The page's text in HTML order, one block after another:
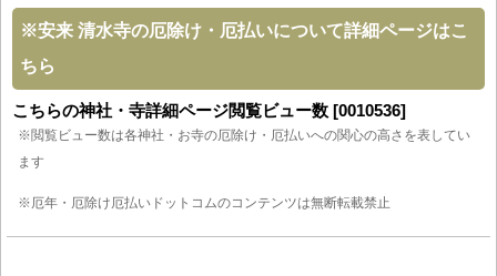
※安来 清水寺の厄除け・厄払いについて詳細ページはこ
ちら
こちらの神社・寺詳細ページ閲覧ビュー数 [0010536]
※閲覧ビュー数は各神社・お寺の厄除け・厄払いへの関心の高さを表してい
ます
※厄年・厄除け厄払いドットコムのコンテンツは無断転載禁止